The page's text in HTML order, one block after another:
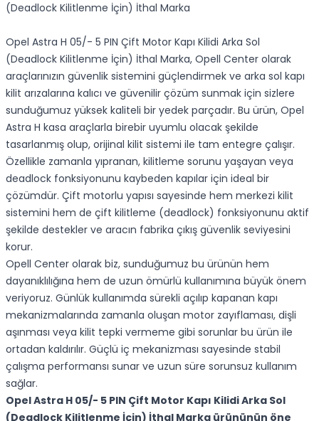
(Deadlock Kilitlenme İçin) İthal Marka
Opel Astra H 05/- 5 PIN Çift Motor Kapı Kilidi Arka Sol
(Deadlock Kilitlenme İçin) İthal Marka, Opell Center olarak
araçlarınızın güvenlik sistemini güçlendirmek ve arka sol kapı
kilit arızalarına kalıcı ve güvenilir çözüm sunmak için sizlere
sunduğumuz yüksek kaliteli bir yedek parçadır. Bu ürün, Opel
Astra H kasa araçlarla birebir uyumlu olacak şekilde
tasarlanmış olup, orijinal kilit sistemi ile tam entegre çalışır.
Özellikle zamanla yıpranan, kilitleme sorunu yaşayan veya
deadlock fonksiyonunu kaybeden kapılar için ideal bir
çözümdür. Çift motorlu yapısı sayesinde hem merkezi kilit
sistemini hem de çift kilitleme (deadlock) fonksiyonunu aktif
şekilde destekler ve aracın fabrika çıkış güvenlik seviyesini
korur.
Opell Center olarak biz, sunduğumuz bu ürünün hem
dayanıklılığına hem de uzun ömürlü kullanımına büyük önem
veriyoruz. Günlük kullanımda sürekli açılıp kapanan kapı
mekanizmalarında zamanla oluşan motor zayıflaması, dişli
aşınması veya kilit tepki vermeme gibi sorunlar bu ürün ile
ortadan kaldırılır. Güçlü iç mekanizması sayesinde stabil
çalışma performansı sunar ve uzun süre sorunsuz kullanım
sağlar.
Opel Astra H 05/- 5 PIN Çift Motor Kapı Kilidi Arka Sol
(Deadlock Kilitlenme İçin) İthal Marka ürününün öne